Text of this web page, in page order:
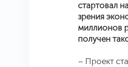
стартовал
зрения
миллионов
получен
– Проект